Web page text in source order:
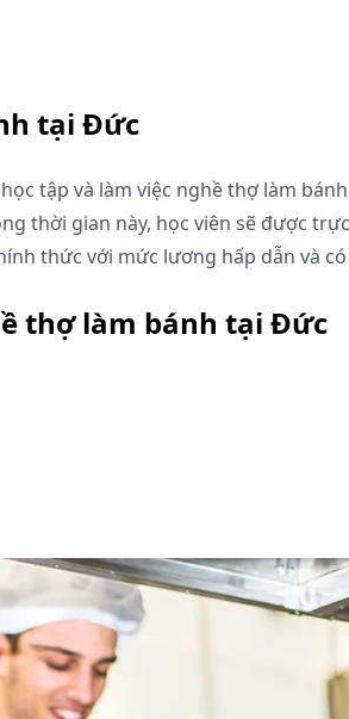
tại Đức
tập và làm việc nghề thợ làm
thời gian này, học viên sẽ được
thức với mức lương hấp dẫn và
thợ làm bánh tại Đức